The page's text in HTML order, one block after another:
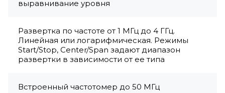
выравнивание уровня
Развертка по частоте от 1 МГц до 4 ГГц.
Линейная или логарифмическая. Режимы
Start/Stop, Center/Span задают диапазон
развертки в зависимости от ее типа
Встроенный частотомер до 50 МГц